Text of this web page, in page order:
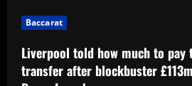
g
a
t
Baccarat
Liverpool told how much to pay
transfer after blockbuster